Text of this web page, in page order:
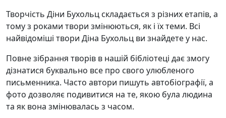
Творчість Діни Бухольц складається з різних етапів, а
тому з роками твори змінюються, як і їх теми. Всі
найвідоміші твори Діна Бухольц ви знайдете у нас.
Повне зібрання творів в нашій бібліотеці дає змогу
дізнатися буквально все про свого улюбленого
письменника. Часто автори пишуть автобіографії, а
фото дозволяє подивитися на те, якою була людина
та як вона змінювалась з часом.